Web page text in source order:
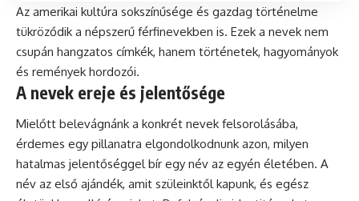
Az amerikai kultúra sokszínűsége és gazdag történelme
tükröződik a népszerű férfinevekben is. Ezek a nevek nem
csupán hangzatos címkék, hanem történetek, hagyományok
és remények hordozói.
A nevek ereje és jelentősége
Mielőtt belevágnánk a konkrét nevek felsorolásába,
érdemes egy pillanatra elgondolkodnunk azon, milyen
hatalmas jelentőséggel bír egy név az egyén életében. A
név az első ajándék, amit szüleinktől kapunk, és egész